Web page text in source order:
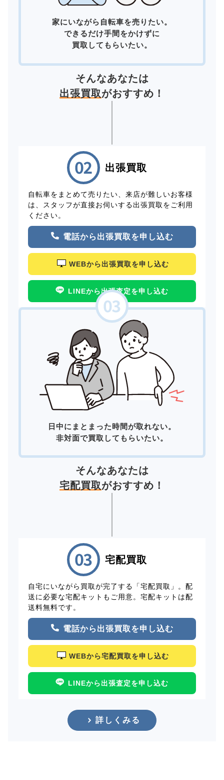
家にいながら自転車を売りたい。
できるだけ手間をかけずに
買取してもらいたい。
そんなあなたは
出張買取がおすすめ！
出張買取
自転車をまとめて売りたい、来店が難しいお客様
は、スタッフが直接お伺いする出張買取をご利用
ください。
電話から出張買取を申し込む
WEBから出張買取を申し込む
LINEから出張査定を申し込む
日中にまとまった時間が取れない。
非対面で買取してもらいたい。
そんなあなたは
宅配買取がおすすめ！
宅配買取
自宅にいながら買取が完了する「宅配買取」。配
送に必要な宅配キットもご用意。宅配キットは配
送料無料です。
電話から出張買取を申し込む
WEBから宅配買取を申し込む
LINEから出張査定を申し込む
詳しくみる